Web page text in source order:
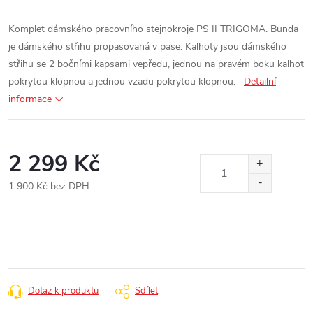
Komplet dámského pracovního stejnokroje PS II TRIGOMA. Bunda
je dámského střihu propasovaná v pase. Kalhoty jsou dámského
střihu se 2 bočními kapsami vepředu, jednou na pravém boku kalhot
pokrytou klopnou a jednou vzadu pokrytou klopnou.
Detailní
informace
2 299 Kč
1 900 Kč bez DPH
Dotaz k produktu Sdílet